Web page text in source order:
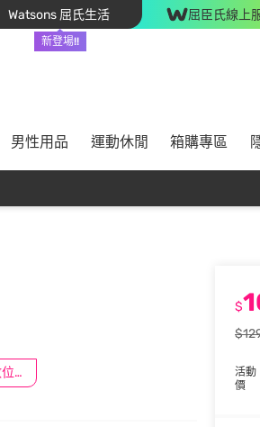
Watsons 屈氏生活
新登場!!
屈臣氏線上
男性用品 運動休閒 箱購專區
滿$100送數位印花
$
活動
價